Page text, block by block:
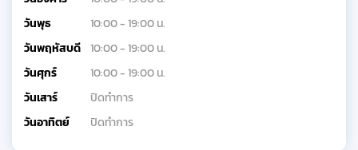
วันพุธ
10:00 - 19:00 น.
วันพฤหัสบดี 10:00 - 19:00 น.
วันศุกร์
10:00 - 19:00 น.
วันเสาร์
ปิดทำการ
วันอาทิตย์
ปิดทำการ